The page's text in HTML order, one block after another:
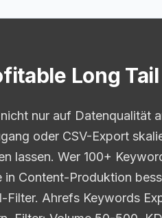
Long
nur auf Datenqualität
oder CSV-Export
lassen. Wer 100+
Content-Produktion
Ahrefs Keywords